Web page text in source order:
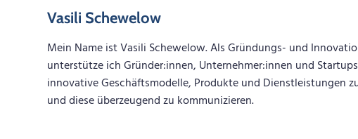
Vasili Schewelow
Mein Name ist Vasili Schewelow. Als Gründungs- und
unterstütze ich Gründer:innen, Unternehmer:innen und
innovative Geschäftsmodelle, Produkte und Dienstleistungen
und diese überzeugend zu kommunizieren.